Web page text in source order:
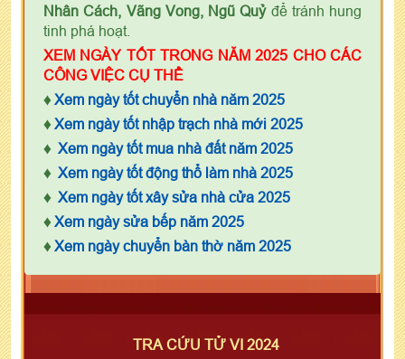
Nhân Cách, Vãng Vong, Ngũ Quỷđể tránh hung
tinh phá hoạt.
XEM NGÀY TỐT TRONG NĂM 2025 CHO CÁC
CÔNG VIỆC CỤ THỂ
♦ Xem ngày tốt chuyển nhà năm 2025
♦ Xem ngày tốt nhập trạch nhà mới 2025
♦ Xem ngày tốt mua nhà đất năm 2025
♦ Xem ngày tốt động thổ làm nhà 2025
♦ Xem ngày tốt xây sửa nhà cửa 2025
♦ Xem ngày sửa bếp năm 2025
♦ Xem ngày chuyển bàn thờ năm 2025
TRA CỨU TỬ VI 2024